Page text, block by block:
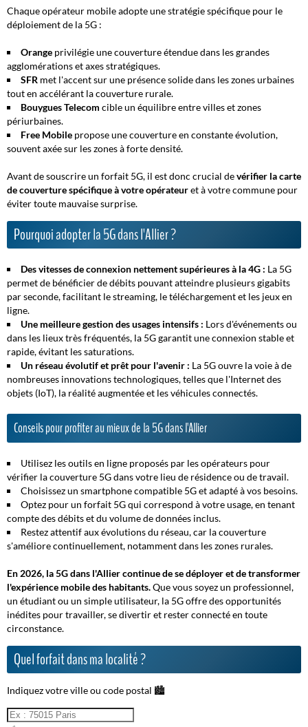
Chaque opérateur mobile adopte une stratégie spécifique pour le
déploiement de la 5G :
Orange privilégie une couverture étendue dans les grandes
agglomérations et axes stratégiques.
SFR met l'accent sur une présence solide dans les zones urbaines
tout en accélérant la couverture rurale.
Bouygues Telecom cible un équilibre entre villes et zones
périurbaines.
Free Mobile propose une couverture en constante évolution,
souvent axée sur les zones à forte densité.
Avant de souscrire un forfait 5G, il est donc crucial devérifier la carte
de couverture spécifique à votre opérateuret à votre commune pour
éviter toute mauvaise surprise.
Pourquoi adopter la 5G dans l'Allier ?
Des vitesses de connexion nettement supérieures à la 4G : La 5G
permet de bénéficier de débits pouvant atteindre plusieurs gigabits
par seconde, facilitant le streaming, le téléchargement et les jeux en
ligne.
Une meilleure gestion des usages intensifs : Lors d'événements ou
dans les lieux très fréquentés, la 5G garantit une connexion stable et
rapide, évitant les saturations.
Un réseau évolutif et prêt pour l'avenir : La 5G ouvre la voie à de
nombreuses innovations technologiques, telles que l'Internet des
objets (IoT), la réalité augmentée et les véhicules connectés.
Conseils pour profiter au mieux de la 5G dans l'Allier
Utilisez les outils en ligne proposés par les opérateurs pour
vérifier la couverture 5G dans votre lieu de résidence ou de travail.
Choisissez un smartphone compatible 5G et adapté à vos besoins.
Optez pour un forfait 5G qui correspond à votre usage, en tenant
compte des débits et du volume de données inclus.
Restez attentif aux évolutions du réseau, car la couverture
s'améliore continuellement, notamment dans les zones rurales.
En 2026, la 5G dans l'Allier continue de se déployer et de transformer
l'expérience mobile des habitants.Que vous soyez un professionnel,
un étudiant ou un simple utilisateur, la 5G offre des opportunités
inédites pour travailler, se divertir et rester connecté en toute
circonstance.
Quel forfait dans ma localité ?
Indiquez votre ville ou code postal 🏙️